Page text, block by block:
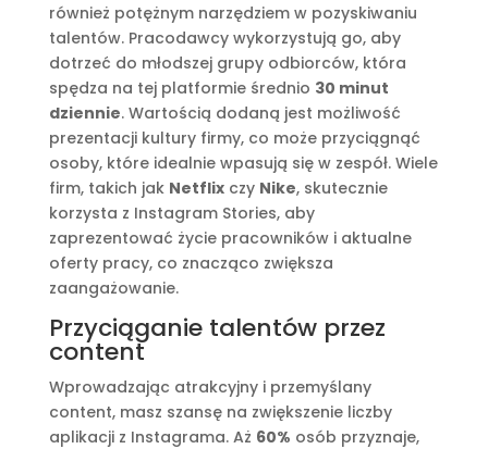
również potężnym narzędziem w pozyskiwaniu
talentów. Pracodawcy wykorzystują go, aby
dotrzeć do młodszej grupy odbiorców, która
spędza na tej platformie średnio 30 minut
dziennie. Wartością dodaną jest możliwość
prezentacji kultury firmy, co może przyciągnąć
osoby, które idealnie wpasują się w zespół. Wiele
firm, takich jak Netflixczy Nike, skutecznie
korzysta z Instagram Stories, aby
zaprezentować życie pracowników i aktualne
oferty pracy, co znacząco zwiększa
zaangażowanie.
Przyciąganie talentów przez
content
Wprowadzając atrakcyjny i przemyślany
content, masz szansę na zwiększenie liczby
aplikacji z Instagrama. Aż 60% osób przyznaje,